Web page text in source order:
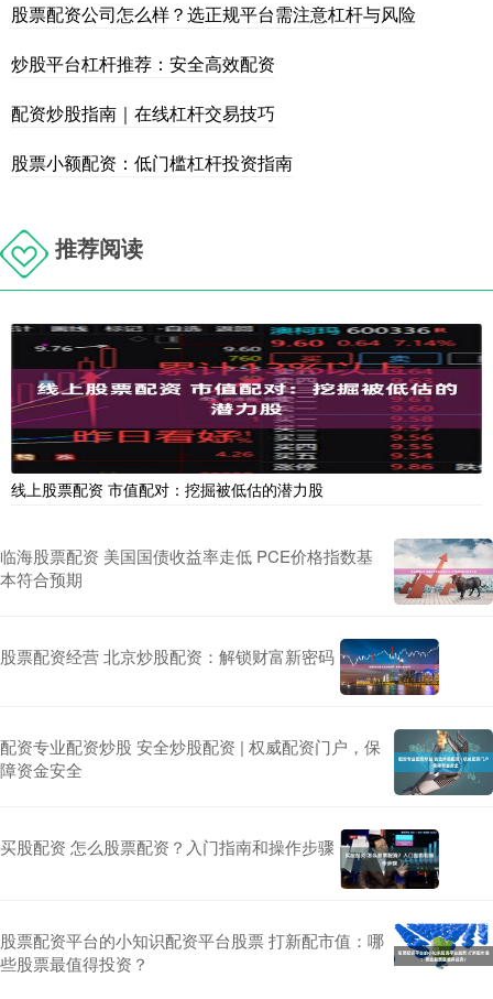
股票配资公司怎么样？选正规平台需注意杠杆与风险
炒股平台杠杆推荐：安全高效配资
配资炒股指南｜在线杠杆交易技巧
股票小额配资：低门槛杠杆投资指南
推荐阅读
线上股票配资 市值配对：挖掘被低估的潜力股
临海股票配资 美国国债收益率走低 PCE价格指数基
本符合预期
股票配资经营 北京炒股配资：解锁财富新密码
配资专业配资炒股 安全炒股配资 | 权威配资门户，保
障资金安全
买股配资 怎么股票配资？入门指南和操作步骤
股票配资平台的小知识配资平台股票 打新配市值：哪
些股票最值得投资？